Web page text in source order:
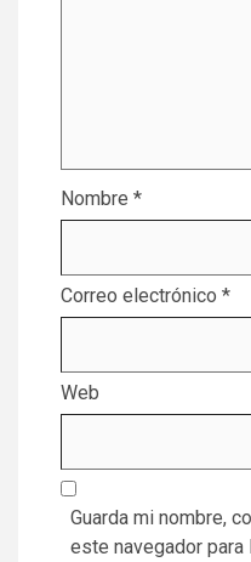
Nombre *
Correo electrónico *
Web
Guarda mi nombre,
este navegador